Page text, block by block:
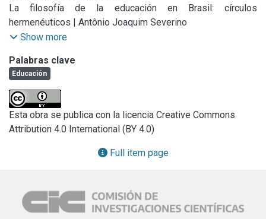
La filosofía de la educación en Brasil: círculos
hermenéuticos | Antônio Joaquim Severino
Crítica e emancipação: em busca dos princípios
A teoria da ação comunicativa de Habermas: implicações
pedagógicas | Eldon Henrique Mühl
¿Existe la acción educativa potencialmente comunicativa?
Un debate con Paz Gimeno Lorente | Hugo Antonio Russo
Filosofia da educaçaão e paciência do conceito | Sílvio
Gallo
Historia de la relación entre educación y tecnologías de
Una estrategia de intervención sobre la deserción
universitaria: el primer año en carreras ingenieriles | Claudia
Show more
Palabras clave
Educación
Esta obra se publica con la licencia Creative Commons
Attribution 4.0 International (BY 4.0)
Full item page